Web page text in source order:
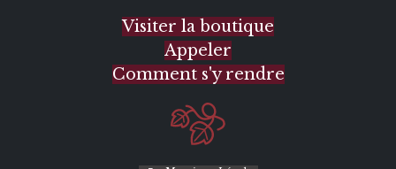
Visiter la boutique
Appeler
Comment s'y rendre